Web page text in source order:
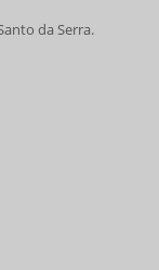
da Serra.